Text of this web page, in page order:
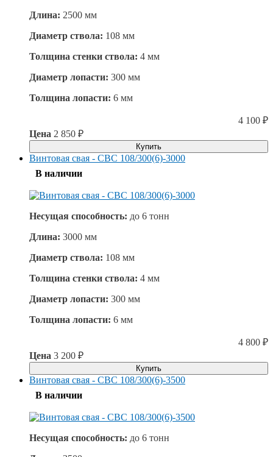
Длина: 2500 мм
Диаметр ствола: 108 мм
Толщина стенки ствола: 4 мм
Диаметр лопасти: 300 мм
Толщина лопасти: 6 мм
4 100 ₽
Цена 2 850 ₽
Купить
Винтовая свая - СВС 108/300(6)-3000
В наличии
Несущая способность: до 6 тонн
Длина: 3000 мм
Диаметр ствола: 108 мм
Толщина стенки ствола: 4 мм
Диаметр лопасти: 300 мм
Толщина лопасти: 6 мм
4 800 ₽
Цена 3 200 ₽
Купить
Винтовая свая - СВС 108/300(6)-3500
В наличии
Несущая способность: до 6 тонн